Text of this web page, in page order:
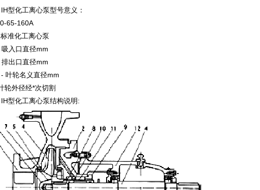
IH型化工离心泵型号意义：
65-160A
准化工离心泵
入口直径mm
出口直径mm
叶轮名义直径mm
轮外径经*次切割
IH型化工离心泵结构说明: